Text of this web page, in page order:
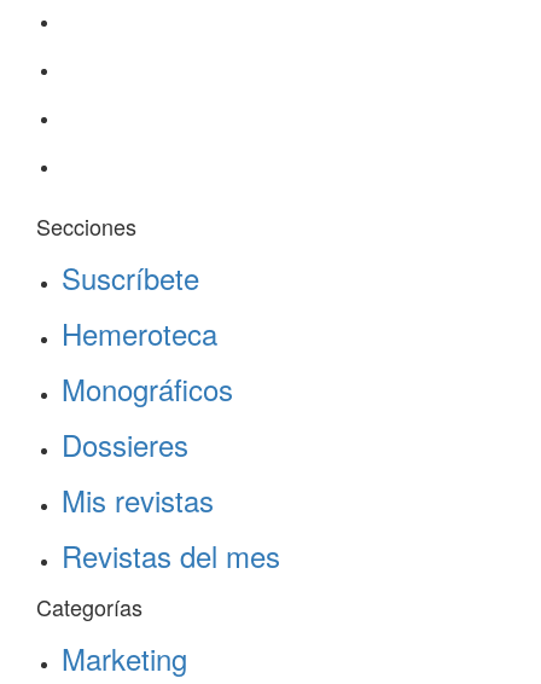
Secciones
Suscríbete
Hemeroteca
Monográficos
Dossieres
Mis revistas
Revistas del mes
Categorías
Marketing